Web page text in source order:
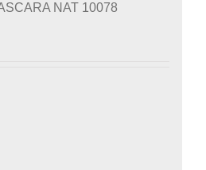
NAT 10078